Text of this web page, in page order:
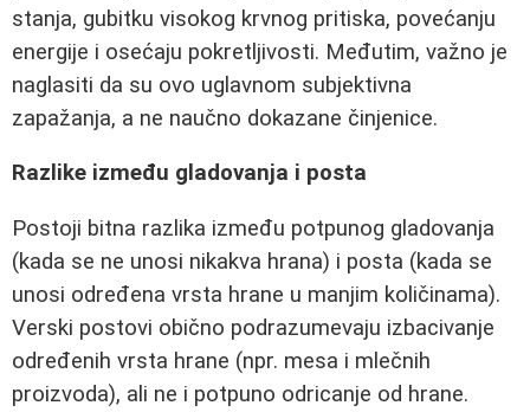
stanja, gubitku visokog krvnog pritiska, povećanju
energije i osećaju pokretljivosti. Međutim, važno je
naglasiti da su ovo uglavnom subjektivna
zapažanja, a ne naučno dokazane činjenice.
Razlike između gladovanja i posta
Postoji bitna razlika između potpunog gladovanja
(kada se ne unosi nikakva hrana) i posta (kada se
unosi određena vrsta hrane u manjim količinama).
Verski postovi obično podrazumevaju izbacivanje
određenih vrsta hrane (npr. mesa i mlečnih
proizvoda), ali ne i potpuno odricanje od hrane.